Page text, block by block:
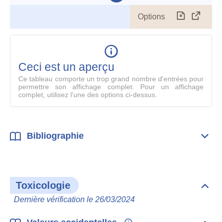
Options
le
Ceci est un aperçu
Ce tableau comporte un trop grand nombre d'entrées pour
permettre son affichage complet. Pour un affichage
complet, utilisez l'une des options ci-dessus.
Bibliographie
Toxicologie
Dernière vérification le 26/03/2024